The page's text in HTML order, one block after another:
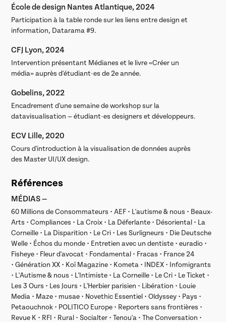
École de design Nantes Atlantique, 2024
Participation à la table ronde sur les liens entre design et
information, Datarama #9.
CFJ Lyon, 2024
Intervention présentant Médianes et le livre «Créer un
média» auprès d'étudiant·es de 2e année.
Gobelins, 2022
Encadrement d'une semaine de workshop sur la
datavisualisation — étudiant·es designers et développeurs.
ECV Lille, 2020
Cours d'introduction à la visualisation de données auprès
des Master UI/UX design.
Références
MÉDIAS —
60 Millions de Consommateurs • AEF • L'autisme & nous • Beaux-
Arts • Compliances • La Croix • La Déferlante • Désoriental • La
Corneille • La Disparition • Le Cri • Les Surligneurs • Die Deutsche
Welle • Échos du monde • Entretien avec un dentiste • euradio •
Fisheye • Fleur d'avocat • Fondamental • Fracas • France 24
• Génération XX • Koï Magazine • Kometa • INDEX • Infomigrants
• L'Autisme & nous • L'Intimiste • La Corneille • Le Cri • Le Ticket •
Les 3 Ours • Les Jours • L'Herbier parisien • Libération • Louie
Media • Maze • musae • Novethic Essentiel • Oldyssey • Pays •
Petaouchnok • POLITICO Europe • Reporters sans frontières •
Revue K • RFI • Rural • Socialter • Tenou'a • The Conversation •